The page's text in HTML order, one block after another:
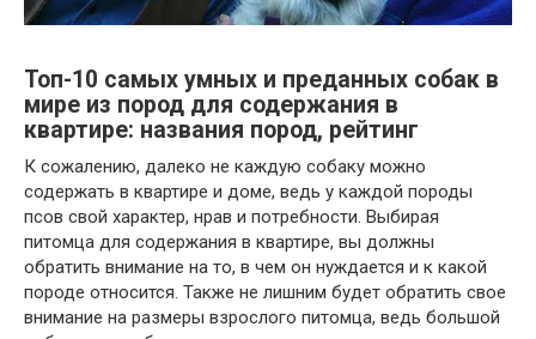
Топ-10 самых умных и преданных собак в
мире из пород для содержания в
квартире: названия пород, рейтинг
К сожалению, далеко не каждую собаку можно
содержать в квартире и доме, ведь у каждой породы
псов свой характер, нрав и потребности. Выбирая
питомца для содержания в квартире, вы должны
обратить внимание на то, в чем он нуждается и к какой
породе относится. Также не лишним будет обратить свое
внимание на размеры взрослого питомца, ведь большой